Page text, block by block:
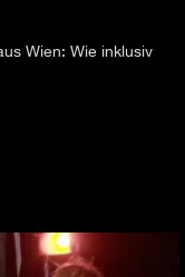
Wien: Wie inklusiv